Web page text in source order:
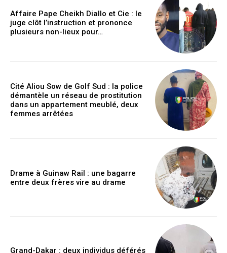
Affaire Pape Cheikh Diallo et Cie : le
juge clôt l’instruction et prononce
plusieurs non-lieux pour…
Cité Aliou Sow de Golf Sud : la police
démantèle un réseau de prostitution
dans un appartement meublé, deux
femmes arrêtées
Drame à Guinaw Rail : une bagarre
entre deux frères vire au drame
Grand-Dakar : deux individus déférés